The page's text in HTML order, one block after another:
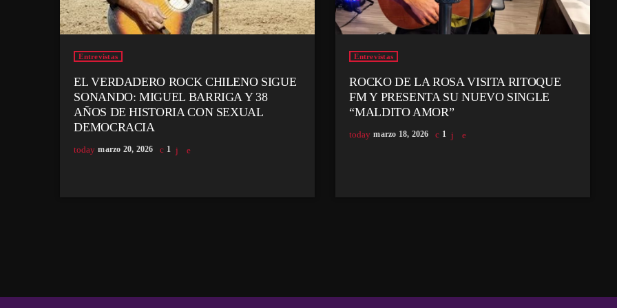
Entrevistas
EL VERDADERO ROCK CHILENO SIGUE
SONANDO: MIGUEL BARRIGA Y 38
AÑOS DE HISTORIA CON SEXUAL
DEMOCRACIA
today marzo 20, 2026 1
Entrevistas
ROCKO DE LA ROSA VISITA RITOQUE
FM Y PRESENTA SU NUEVO SINGLE
“MALDITO AMOR”
today marzo 18, 2026 1